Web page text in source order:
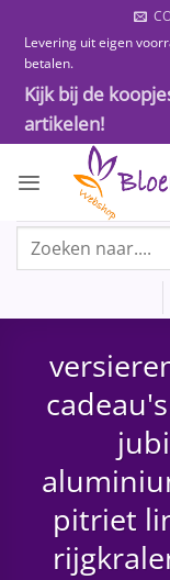
naar
inhoud
Levering uit eigen
betalen.
Kijk bij de
artikelen!
Zoeken
pitriet